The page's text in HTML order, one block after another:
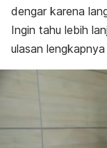
dengar karena
Ingin tahu lebih
ulasan